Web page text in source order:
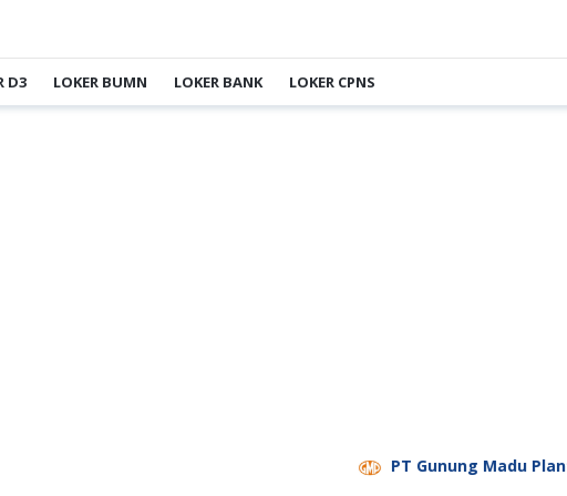
D3 LOKER BUMN LOKER BANK LOKER CPNS
PT Gunung Madu Plantations